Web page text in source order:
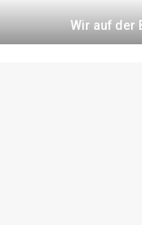
Wir auf der